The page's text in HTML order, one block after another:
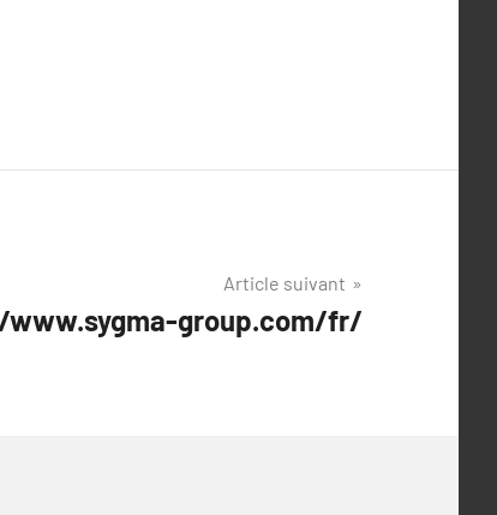
Article suivant
group.com/fr/